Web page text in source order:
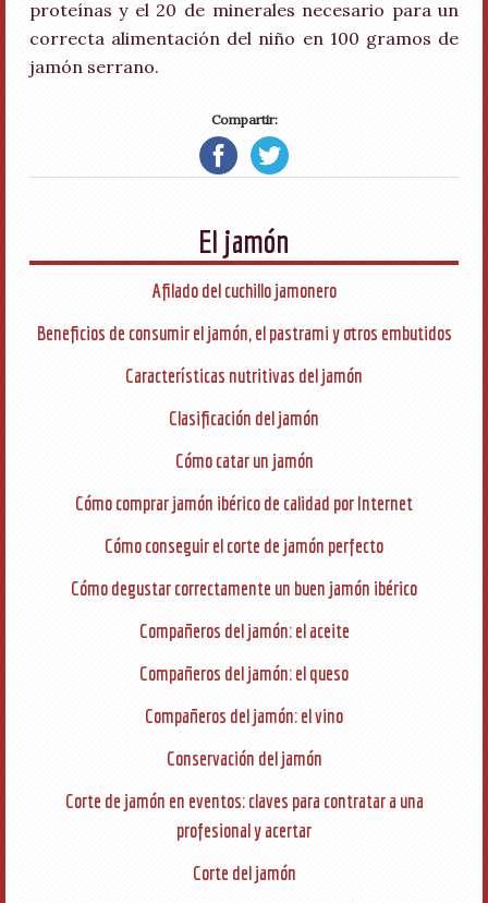
proteínas y el 20 de minerales necesario para un
correcta alimentación del niño en 100 gramos de
jamón serrano.
Compartir:
El jamón
Afilado del cuchillo jamonero
Beneficios de consumir el jamón, el pastrami y otros embutidos
Características nutritivas del jamón
Clasificación del jamón
Cómo catar un jamón
Cómo comprar jamón ibérico de calidad por Internet
Cómo conseguir el corte de jamón perfecto
Cómo degustar correctamente un buen jamón ibérico
Compañeros del jamón: el aceite
Compañeros del jamón: el queso
Compañeros del jamón: el vino
Conservación del jamón
Corte de jamón en eventos: claves para contratar a una
profesional y acertar
Corte del jamón